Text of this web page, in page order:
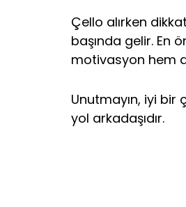
Çello alırken
başında gelir. En
motivasyon hem
Unutmayın, iyi bir
yol arkadaşıdır.